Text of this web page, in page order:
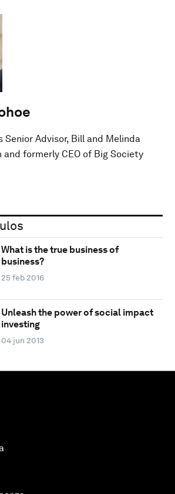
Senior Advisor, Bill and Melinda
and formerly CEO of Big Society
What is the true business of
business?
25 feb 2016
Unleash the power of social impact
investing
04 jun 2013